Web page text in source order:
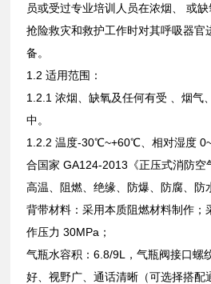
员或受过专业培训人员在浓烟、 或缺
抢险救灾和救护工作时对其呼吸器官
备。
1.2 适用范围：
1.2.1 浓烟、缺氧及任何有受 、烟气
中。
1.2.2 温度-30℃~+60℃、相对湿度
合国家 GA124-2013《正压式消防空
高温、阻燃、绝缘、防爆、防腐、防
背带材料：采用本质阻燃材料制作；
作压力 30MPa；
气瓶水容积：6.8/9L，气瓶阀接口螺
好、视野广、通话清晰（可选择搭配